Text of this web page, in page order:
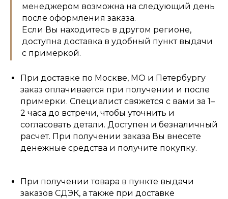
менеджером возможна на следующий день
после оформления заказа.
Если Вы находитесь в другом регионе,
доступна доставка в удобный пункт выдачи
с примеркой.
При доставке по Москве, МО и Петербургу
заказ оплачивается при получении и после
примерки. Специалист свяжется с вами за 1–
2 часа до встречи, чтобы уточнить и
согласовать детали. Доступен и безналичный
расчет. При получении заказа Вы внесете
денежные средства и получите покупку.
При получении товара в пункте выдачи
заказов СДЭК, а также при доставке